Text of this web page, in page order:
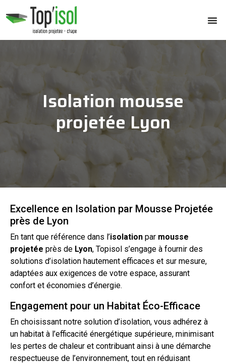
Isolation mousse
projetée Lyon
Excellence en Isolation par Mousse Projetée
près de Lyon
En tant que référence dans l’isolation par mousse
projetée près de Lyon, Topisol s’engage à fournir des
solutions d’isolation hautement efficaces et sur mesure,
adaptées aux exigences de votre espace, assurant
confort et économies d’énergie.
Engagement pour un Habitat Éco-Efficace
En choisissant notre solution d’isolation, vous adhérez à
un habitat à l’efficacité énergétique supérieure, minimisant
les pertes de chaleur et contribuant ainsi à une démarche
respectueuse de l’environnement, tout en réduisant